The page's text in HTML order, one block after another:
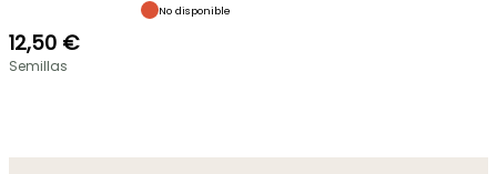
No disponible
12,50 €
Semillas